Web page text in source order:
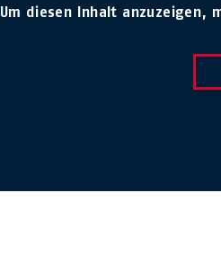
Um diesen Inhalt anzuzeigen,